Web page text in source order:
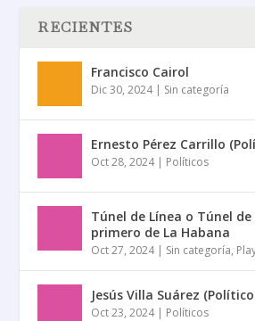
RECIENTES
Francisco Cairol
Dic 30, 2024| Sin categoría
Ernesto Pérez Carrillo
Oct 28, 2024| Políticos
Túnel de Línea o Túnel
primero de La Habana
Oct 27, 2024| Sin categoría,
Jesús Villa Suárez
Oct 23, 2024| Políticos